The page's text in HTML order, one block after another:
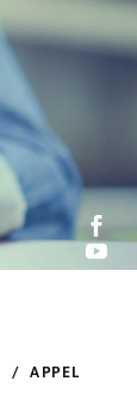


/APPEL